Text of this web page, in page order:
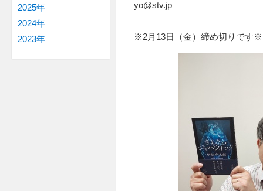
yo@stv.jp
※2月13日（金）締め切りです※
2025年
2024年
2023年